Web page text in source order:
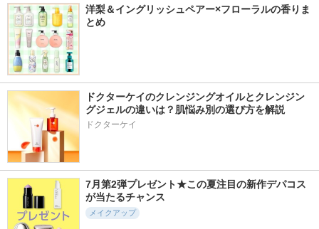
洋梨＆イングリッシュペアー×フローラルの香りま
とめ
ドクターケイのクレンジングオイルとクレンジン
グジェルの違いは？肌悩み別の選び方を解説
ドクターケイ
7月第2弾プレゼント★この夏注目の新作デパコス
が当たるチャンス
メイクアップ